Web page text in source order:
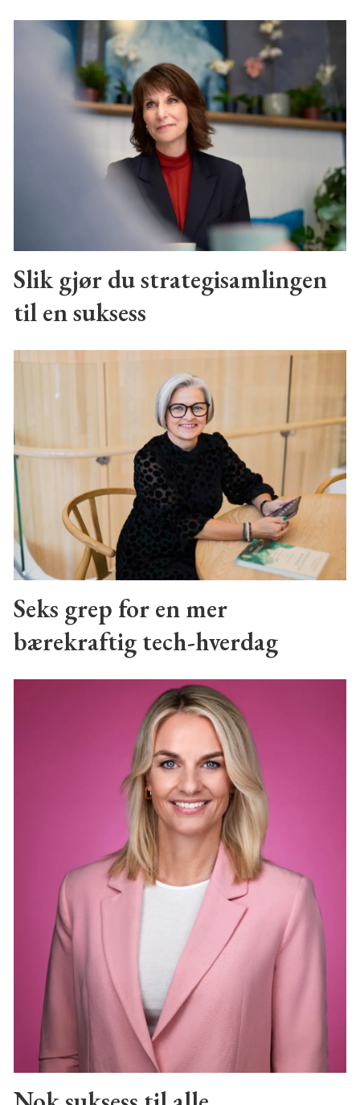
Slik gjør du strategisamlingen
til en suksess
Seks grep for en mer
bærekraftig tech-hverdag